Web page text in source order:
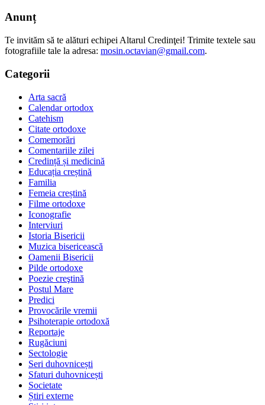
Anunț
Te invităm să te alături echipei Altarul Credinţei! Trimite textele sau
fotografiile tale la adresa: mosin.octavian@gmail.com.
Categorii
Arta sacră
Calendar ortodox
Catehism
Citate ortodoxe
Comemorări
Comentariile zilei
Credință și medicină
Educația creștină
Familia
Femeia creștină
Filme ortodoxe
Iconografie
Interviuri
Istoria Bisericii
Muzica bisericească
Oamenii Bisericii
Pilde ortodoxe
Poezie creştină
Postul Mare
Predici
Provocările vremii
Psihoterapie ortodoxă
Reportaje
Rugăciuni
Sectologie
Seri duhovnicești
Sfaturi duhovnicești
Societate
Știri externe